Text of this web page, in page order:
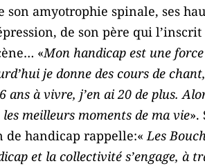
amyotrophie spinale, ses
de son père qui
«Mon handicap est une
je donne des cours de
à vivre, j’en ai 20 de plus.
meilleurs moments de ma vie».
de handicap rappelle:«Les
et la collectivité s’engage, à